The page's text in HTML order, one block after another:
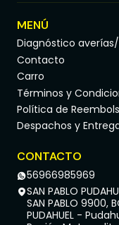
MENÚ
Diagnóstico
Contacto
Carro
Términos y
Política de
Despachos y
CONTACTO
56966985969
SAN PABLO
SAN PABLO 9900,
PUDAHUEL -